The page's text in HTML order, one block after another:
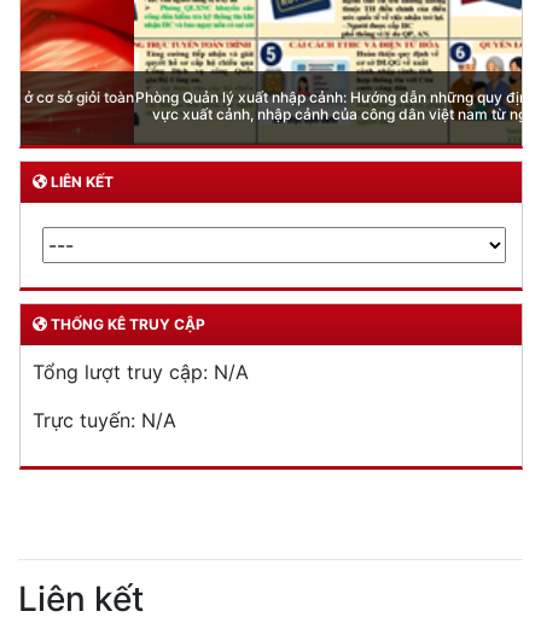
Phòng Quản lý xuất nhập cảnh: Hướng dẫn những quy định mới trong lĩnh
vực xuất cảnh, nhập cảnh của công dân việt nam từ ngày 01/7/2026
LIÊN KẾT
THỐNG KÊ TRUY CẬP
Tổng lượt truy cập: N/A
Trực tuyến: N/A
Liên kết